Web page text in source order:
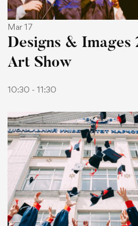
Mar 17
Designs & Images
Art Show
10:30 - 11:30